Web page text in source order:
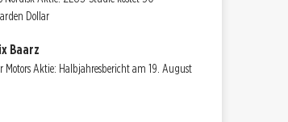
Dollar
Baarz
Motors Aktie: Halbjahresbericht am 19. August